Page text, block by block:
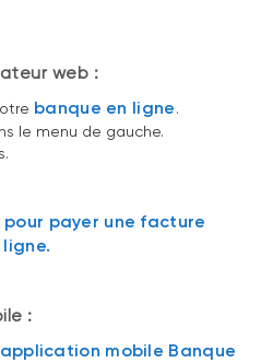
web :
banque en ligne.
le menu de gauche.
payer une facture
:
mobile Banque